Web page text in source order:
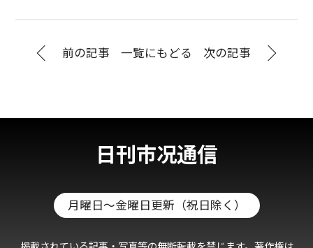
前の記事 一覧にもどる 次の記事
日刊市况通信
月曜日～金曜日更新（祝日除く）